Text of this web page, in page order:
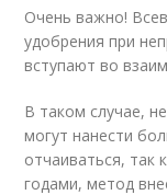
Очень важно!
удобрения при
вступают во
В таком случае,
могут нанести
отчаиваться, так
годами, метод